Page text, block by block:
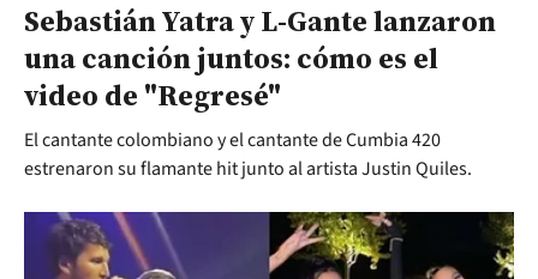
Sebastián Yatra y L-Gante lanzaron
una canción juntos: cómo es el
video de "Regresé"
El cantante colombiano y el cantante de Cumbia 420
estrenaron su flamante hit junto al artista Justin Quiles.